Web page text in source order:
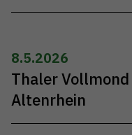
8.5.2026
Thaler
Altenrhein